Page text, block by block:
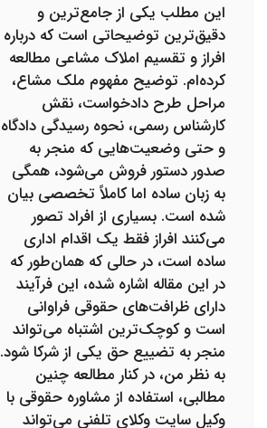
این مطلب یکی از جامع‌ترین و
دقیق‌ترین توضیحاتی است که درباره
افراز و تقسیم املاک مشاعی مطالعه
کرده‌ام. توضیح مفهوم ملک مشاع،
مراحل طرح دادخواست، نقش
کارشناس رسمی، نحوه رسیدگی دادگاه
و حتی وضعیت‌هایی که منجر به
صدور دستور فروش می‌شود، همگی
به زبان ساده اما کاملاً تخصصی بیان
شده است. بسیاری از افراد تصور
می‌کنند افراز فقط یک اقدام اداری
ساده است، در حالی که همان‌طور که
در این مقاله اشاره شده، این فرآیند
دارای ظرافت‌های حقوقی فراوانی
است و کوچک‌ترین اشتباه می‌تواند
منجر به تضییع حق یکی از شرکا شود.
به نظر من، در کنار مطالعه چنین
مطالبی، استفاده از مشاوره حقوقی با
وکیل سایت وکلای تلفنی می‌تواند